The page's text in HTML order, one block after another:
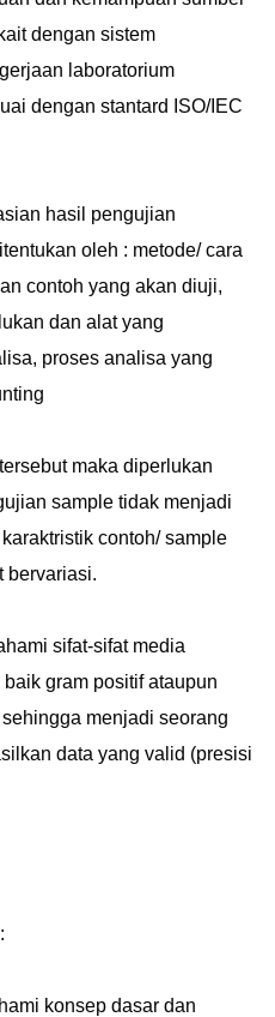
dengan sistem
laboratorium
dengan stantard ISO/IEC
hasil pengujian
oleh : metode/ cara
contoh yang akan diuji,
dan alat yang
proses analisa yang
maka diperlukan
sample tidak menjadi
contoh/ sample
bervariasi.
sifat-sifat media
gram positif ataupun
menjadi seorang
data yang valid (presisi
konsep dasar dan